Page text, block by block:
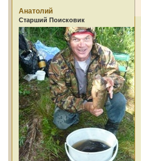
Анатолий
Cтарший Поисковик